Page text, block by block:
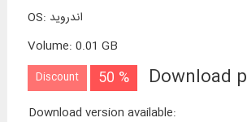
OS: اندروید
Volume: 0.01 GB
Discount 50 % Download
Download version available: